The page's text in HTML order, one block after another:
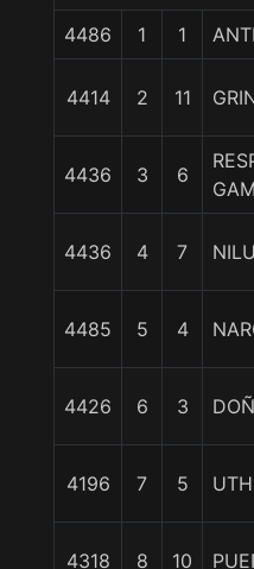
4486 1 1
4414 2 11
4436 3 6
4436 4 7
4485 5 4
4426 6 3
4196 7 5
4318 8 10